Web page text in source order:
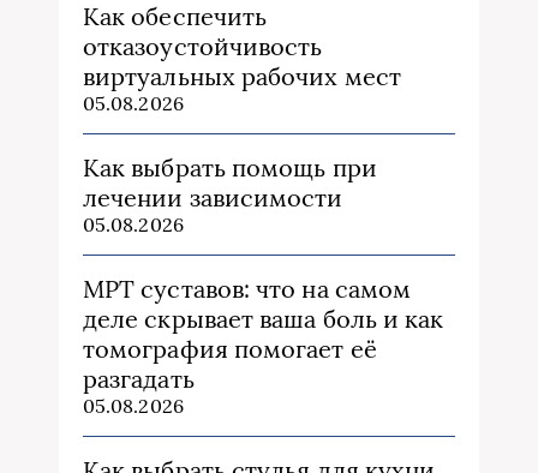
Как обеспечить
отказоустойчивость
виртуальных рабочих мест
05.08.2026
Как выбрать помощь при
лечении зависимости
05.08.2026
МРТ суставов: что на самом
деле скрывает ваша боль и как
томография помогает её
разгадать
05.08.2026